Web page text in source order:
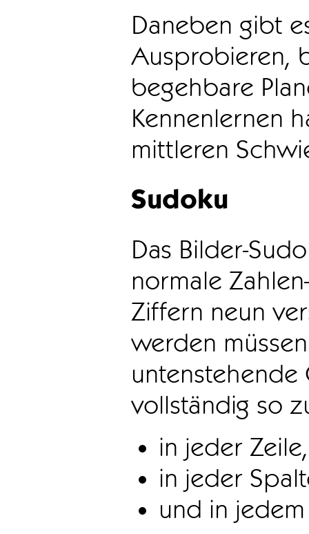
Daneben gibt
Ausprobieren,
begehbare
Kennenlernen
mittleren
Sudoku
Das Bilder-
normale
Ziffern neun
werden
vollständig so
in jeder Zeile,
in jeder
und in